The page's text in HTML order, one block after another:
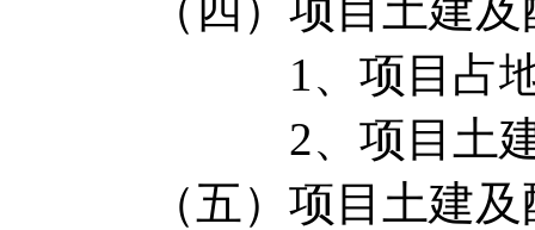
1、项目占
2、项目土建及
（五）项目土建及